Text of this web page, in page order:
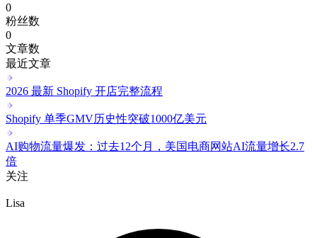
0
粉丝数
0
文章数
最近文章
2026 最新 Shopify 开店完整流程
Shopify 单季GMV历史性突破1000亿美元
AI购物流量爆发：过去12个月，美国电商网站AI流量增长2.7
倍
关注
Lisa